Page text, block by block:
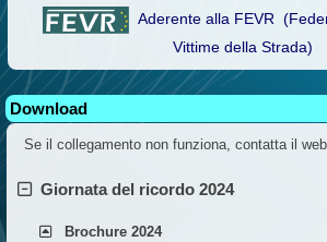
Aderente alla FEVR
Vittime della Strada)
Download
Se il collegamento non funziona, contatta il
Giornata del ricordo 2024
Brochure 2024